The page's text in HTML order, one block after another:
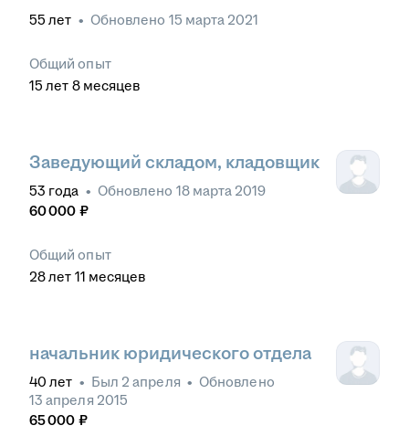
55 лет • Обновлено 15 марта 2021
Общий опыт
15 лет 8 месяцев
Заведующий складом, кладовщик
53 года • Обновлено 18 марта 2019
60 000 ₽
Общий опыт
28лет 11 месяцев
начальник юридического отдела
40 лет • Был 2 апреля • Обновлено
13 апреля 2015
65 000 ₽